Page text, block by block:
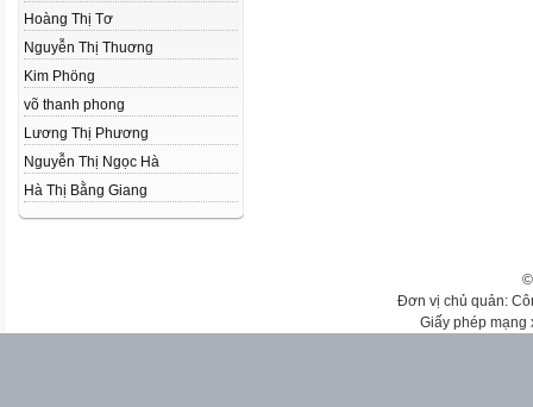
Hoàng Thị Tơ
Nguyễn Thị Thuơng
Kim Phöng
võ thanh phong
Lương Thị Phương
Nguyễn Thị Ngọc Hà
Hà Thị Bằng Giang
Đơn vị chủ quản:
Giấy phép mạng